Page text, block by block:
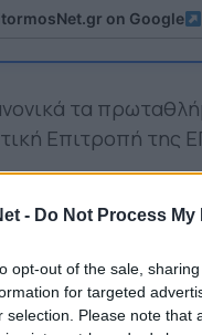
- Do Not Process
opt-out of the sale,
for targeted
selection. Please note
on Google
τα
Επιτροπή της
των
λάθος των
η